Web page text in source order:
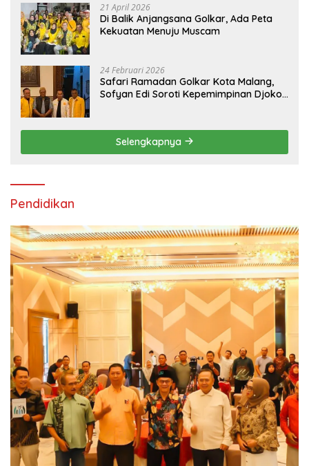
21 April 2026
Di Balik Anjangsana Golkar, Ada Peta
Kekuatan Menuju Muscam
24 Februari 2026
Safari Ramadan Golkar Kota Malang,
Sofyan Edi Soroti Kepemimpinan Djoko
Selengkapnya
Pendidikan